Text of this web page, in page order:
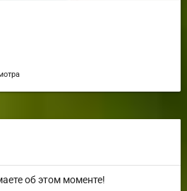
об этом моменте!